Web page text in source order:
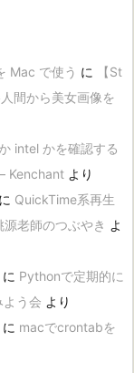
Mac で使う に
【St
間から美女画像を
intel かを確認する
Kenchant より
に QuickTime系再生
老師のつぶやき よ
に Pythonで定期的に
う会 より
に macでcrontabを